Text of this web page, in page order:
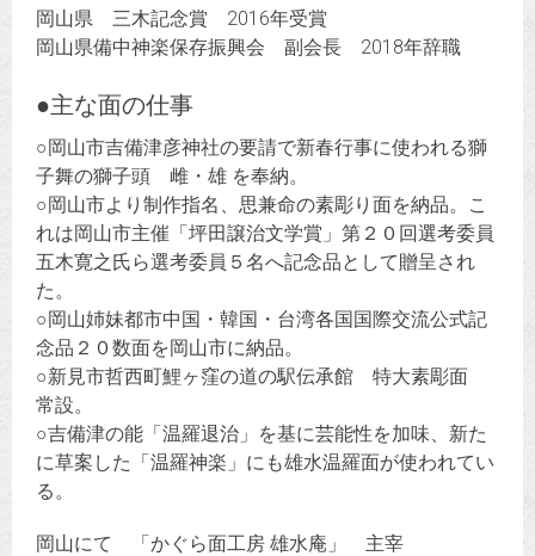
岡山県 三木記念賞 2016年受賞
岡山県備中神楽保存振興会 副会長 2018年辞職
●主な面の仕事
○岡山市吉備津彦神社の要請で新春行事に使われる獅
子舞の獅子頭 雌・雄 を奉納。
○岡山市より制作指名、思兼命の素彫り面を納品。こ
れは岡山市主催「坪田譲治文学賞」第２０回選考委員
五木寛之氏ら選考委員５名へ記念品として贈呈され
た。
○岡山姉妹都市中国・韓国・台湾各国国際交流公式記
念品２０数面を岡山市に納品。
○新見市哲西町鯉ヶ窪の道の駅伝承館 特大素彫面
常設。
○吉備津の能「温羅退治」を基に芸能性を加味、新た
に草案した「温羅神楽」にも雄水温羅面が使われてい
る。
岡山にて 「かぐら面工房 雄水庵」 主宰